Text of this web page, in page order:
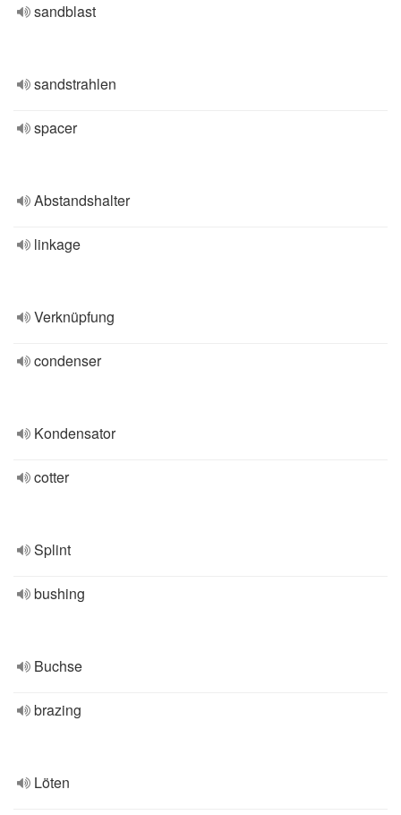
sandblast
sandstrahlen
spacer
Abstandshalter
linkage
Verknüpfung
condenser
Kondensator
cotter
Splint
bushing
Buchse
brazing
Löten